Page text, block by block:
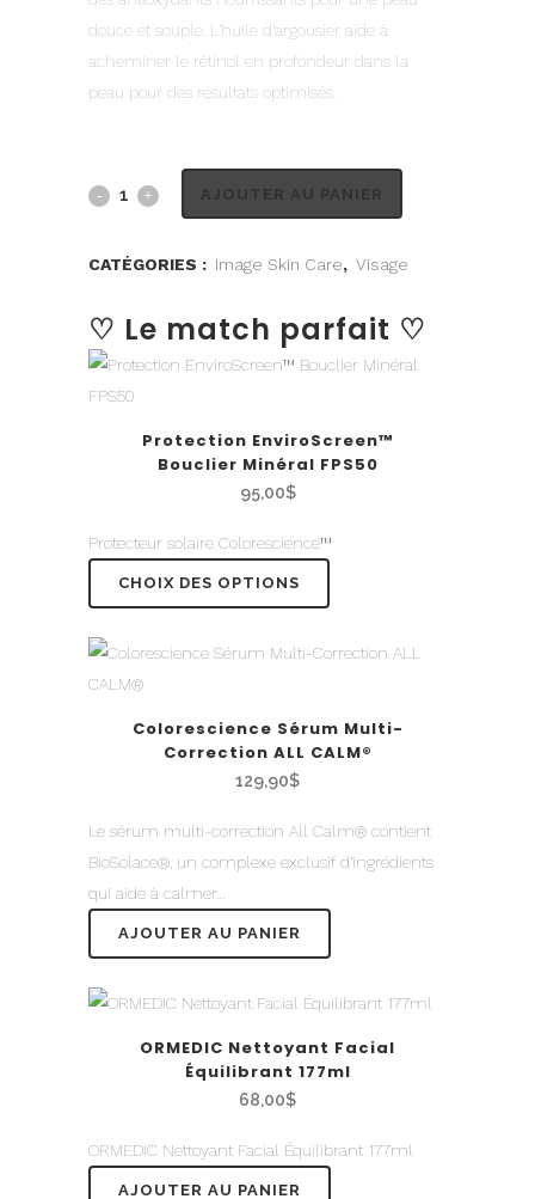
douce et souple. L’huile d’argousier aide à
acheminer le rétinol en profondeur dans la
peau pour des résultats optimisés.
AJOUTER AU PANIER
CATÉGORIES : Image Skin Care, Visage
♡ Le match parfait ♡
Protection EnviroScreen™
Bouclier Minéral FPS50
95,00$
Protecteur solaire Colorescience™
CHOIX DES OPTIONS
Colorescience Sérum Multi-
Correction ALL CALM®
129,90$
Le sérum multi-correction All Calm® contient
BioSolace®, un complexe exclusif d’ingrédients
qui aide à calmer…
AJOUTER AU PANIER
ORMEDIC Nettoyant Facial
Équilibrant 177ml
68,00$
ORMEDIC Nettoyant Facial Équilibrant 177ml
AJOUTER AU PANIER